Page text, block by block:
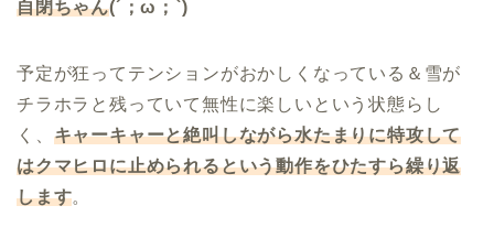
自閉ちゃん(´；ω；`)
予定が狂ってテンションがおかしくなっている＆雪が
チラホラと残っていて無性に楽しいという状態らし
く、 キャーキャーと絶叫しながら水たまりに特攻して
はクマヒロに止められるという動作をひたすら繰り返
します。